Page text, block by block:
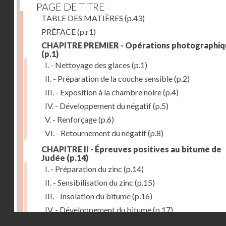
PAGE DE TITRE
TABLE DES MATIÈRES (p.43)
PRÉFACE(p.r1)
CHAPITRE PREMIER - Opérations
(p.1)
I. - Nettoyage des glaces (p.1)
II. - Préparation de la couche sensible(p.2)
III. - Exposition à la chambre noire(p.4)
IV. - Développement du négatif(p.5)
V. - Renforçage(p.6)
VI. - Retournement du négatif(p.8)
CHAPITRE II - Épreuves positives au bitume de
Judée (p.14)
I. - Préparation du zinc (p.14)
II. - Sensibilisation du zinc (p.15)
III. - Insolation du bitume(p.16)
IV. - Développement du bitume(p.17)